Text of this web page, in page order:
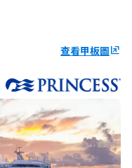
查看甲板圖ungroup